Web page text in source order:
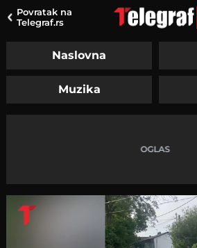
Povratak na
Telegraf.rs
Naslovna
Muzika